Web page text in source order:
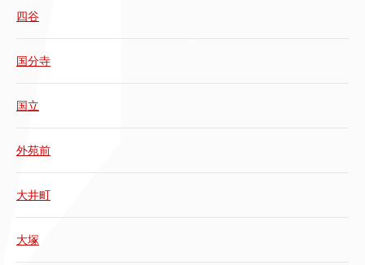
四谷
国分寺
国立
外苑前
大井町
大塚